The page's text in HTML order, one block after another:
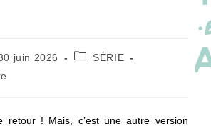
juin 2026
PostSÉRIE
retour ! Mais, c’est une autre version